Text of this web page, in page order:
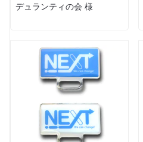
デュランティの会 様